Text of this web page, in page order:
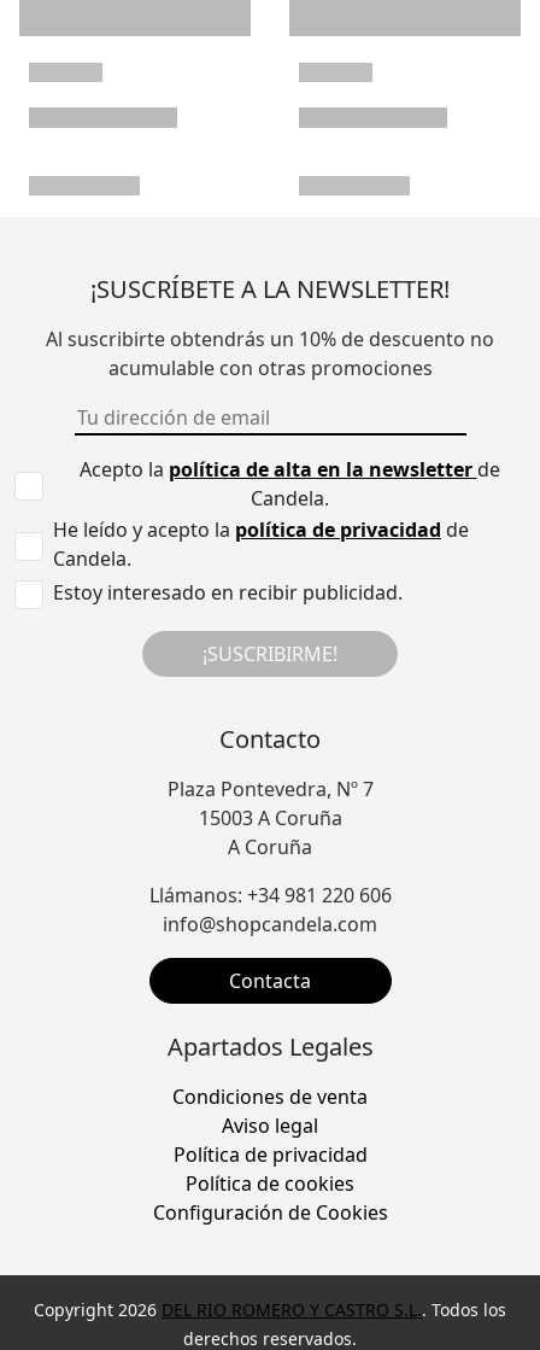
¡SUSCRÍBETE A LA NEWSLETTER!
Al suscribirte obtendrás un 10% de descuento no
acumulable con otras promociones
Acepto la política de alta en la newsletterde
Candela.
He leído y acepto la política de privacidad de
Candela.
Estoy interesado en recibir publicidad.
¡SUSCRIBIRME!
Contacto
Plaza Pontevedra, Nº 7
15003 A Coruña
A Coruña
Llámanos: +34 981 220 606
info@shopcandela.com
Contacta
Apartados Legales
Condiciones de venta
Aviso legal
Política de privacidad
Política de cookies
Configuración de Cookies
Copyright 2026 DEL RIO ROMERO Y CASTRO S.L.. Todos los
derechos reservados.